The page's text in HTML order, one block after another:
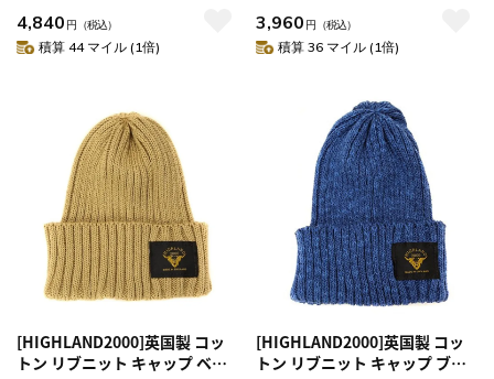
4,840 円 （税込）
積算 44 マイル (1倍)
3,960 円 （税込）
積算 36 マイル (1倍)
[HIGHLAND2000]英国製 コッ
トン リブニット キャップ ベー
[HIGHLAND2000]英国製 コッ
トン リブニット キャップ ブル